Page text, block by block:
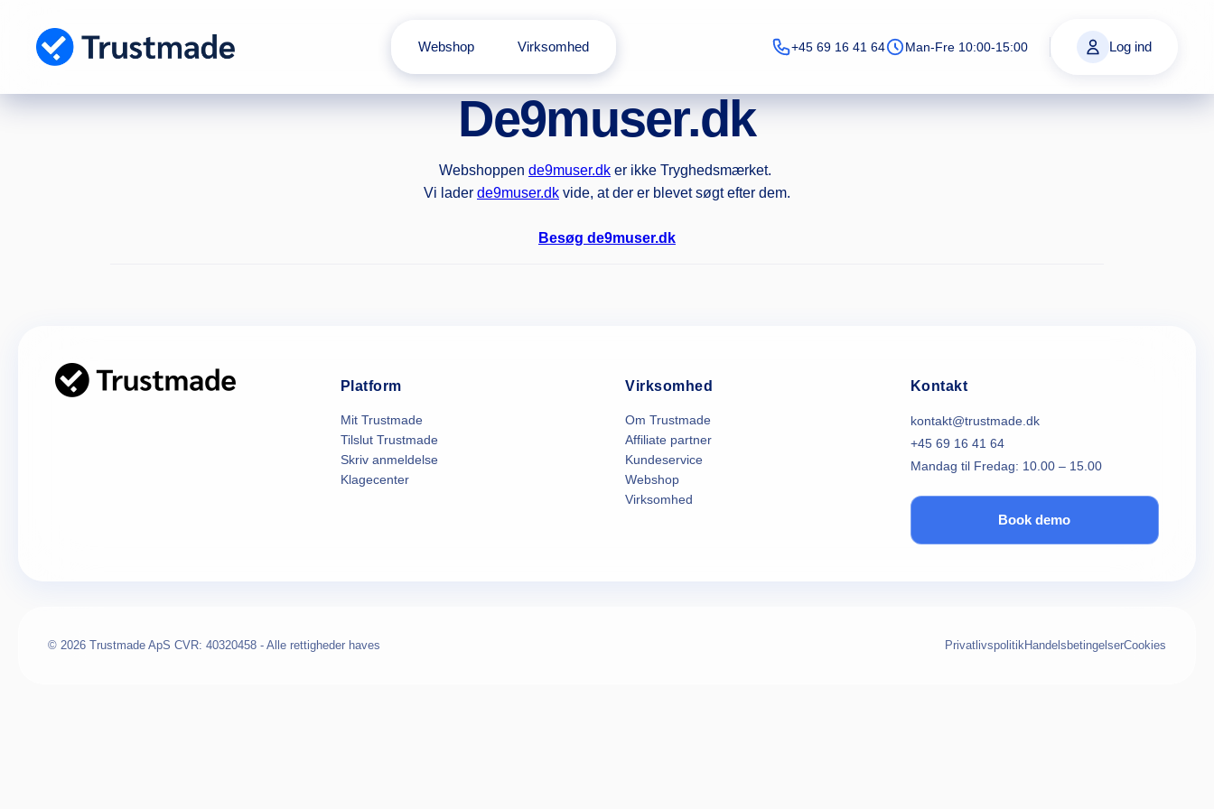
indhold
Webshop Virksomhed +45 69 16 41 64 Man-Fre 10:00-15:00 Log ind
De9muser.dk
Webshoppen de9muser.dk er ikke Tryghedsmærket.
Vi lader de9muser.dk vide, at der er blevet søgt efter dem.
Besøg de9muser.dk
Platform
Mit Trustmade
Tilslut Trustmade
Skriv anmeldelse
Klagecenter
Virksomhed
Om Trustmade
Affiliate partner
Kundeservice
Webshop
Virksomhed
Kontakt
kontakt@trustmade.dk
+45 69 16 41 64
Mandag til Fredag: 10.00 – 15.00
Book demo
© 2026 Trustmade ApS CVR: 40320458 - Alle rettigheder haves PrivatlivspolitikHandelsbetingelserCookies